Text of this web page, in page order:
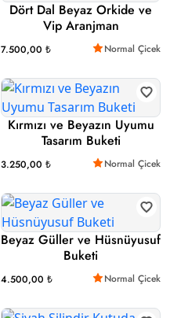
Dört Dal Beyaz Orkide ve
Vip Aranjman
7.500,00 ₺ Normal Çicek
Kırmızı ve Beyazın Uyumu
Tasarım Buketi
3.250,00 ₺ Normal Çicek
Beyaz Güller ve Hüsnüyusuf
Buketi
4.500,00 ₺ Normal Çicek